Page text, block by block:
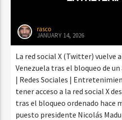
rasco
JANUARY 14, 2026
La red social X (Twitter) vuelve
Venezuela tras el bloqueo de
| Redes Sociales |
tener acceso a la red social X
tras el bloqueo ordenado hace
puesto presidente Nicolás